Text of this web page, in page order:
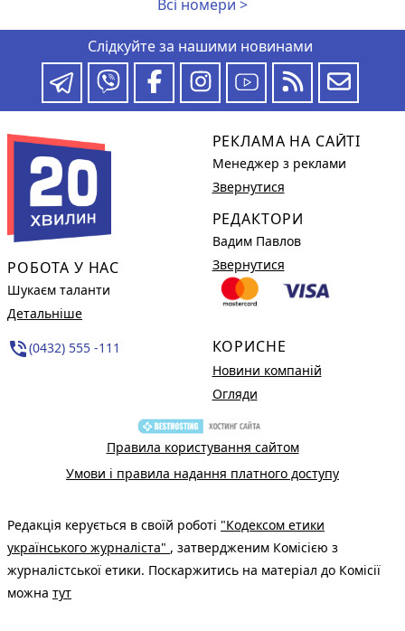
Всі номери >
Слідкуйте за нашими новинами
РОБОТА У НАС
Шукаєм таланти
Детальніше
phone_in_talk(0432) 555 -111
РЕКЛАМА НА САЙТІ
Менеджер з реклами
Звернутися
РЕДАКТОРИ
Вадим Павлов
Звернутися
КОРИСНЕ
Новини компаній
Огляди
Правила користування сайтом
Умови і правила надання платного доступу
Редакція керується в своїй роботі "Кодексом етики
українського журналіста" , затвердженим Комісією з
журналістської етики. Поскаржитись на матеріал до Комісії
можна тут